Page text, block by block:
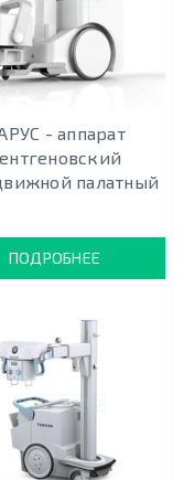
- аппарат
палатный
ПОДРОБНЕЕ